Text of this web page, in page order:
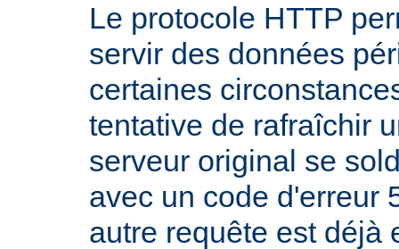
Le protocole HTTP
servir des données
certaines
tentative de rafraîchir
serveur original se
avec un code d'erreur
autre requête est déjà